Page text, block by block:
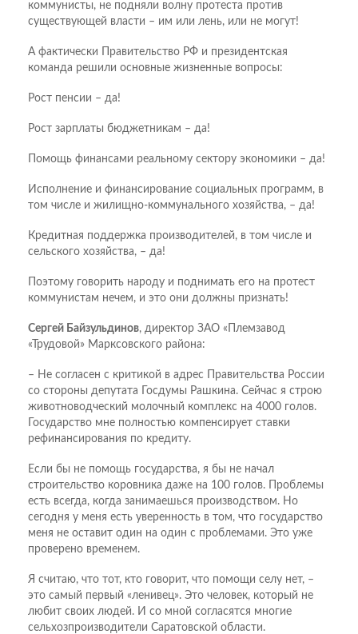
коммунисты, не подняли волну протеста против
существующей власти – им или лень, или не могут!
А фактически Правительство РФ и президентская
команда решили основные жизненные вопросы:
Рост пенсии – да!
Рост зарплаты бюджетникам – да!
Помощь финансами реальному сектору экономики – да!
Исполнение и финансирование социальных программ, в
том числе и жилищно-коммунального хозяйства, – да!
Кредитная поддержка производителей, в том числе и
сельского хозяйства, – да!
Поэтому говорить народу и поднимать его на протест
коммунистам нечем, и это они должны признать!
Сергей Байзульдинов, директор ЗАО «Племзавод
«Трудовой» Марксовского района:
– Не согласен с критикой в адрес Правительства России
со стороны депутата Госдумы Рашкина. Сейчас я строю
животноводческий молочный комплекс на 4000 голов.
Государство мне полностью компенсирует ставки
рефинансирования по кредиту.
Если бы не помощь государства, я бы не начал
строительство коровника даже на 100 голов. Проблемы
есть всегда, когда занимаешься производством. Но
сегодня у меня есть уверенность в том, что государство
меня не оставит один на один с проблемами. Это уже
проверено временем.
Я считаю, что тот, кто говорит, что помощи селу нет, –
это самый первый «ленивец». Это человек, который не
любит своих людей. И со мной согласятся многие
сельхозпроизводители Саратовской области.